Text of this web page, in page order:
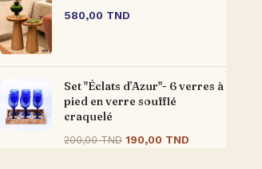
580,00 TND
Set "Éclats d’Azur"- 6 verres à
pied en verre soufflé
craquelé
200,00TND 190,00 TND